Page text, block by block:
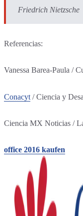
Friedrich Nietzsche
Referencias:
Vanessa Barea-Paula /
Conacyt / Ciencia y
Ciencia MX Noticias /
office 2016 kaufen